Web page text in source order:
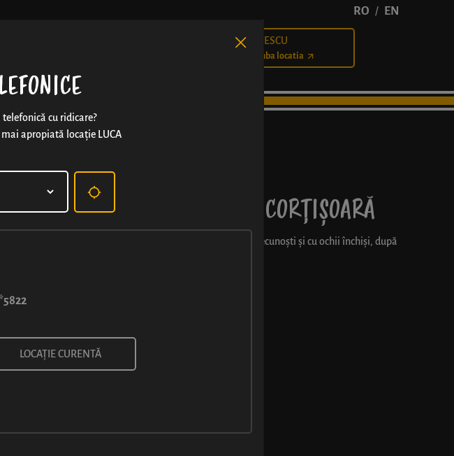
BĂLCESCU
Schimba locatia
RO / EN
UMPLUTURĂ DE MERE CU SCORȚIȘOARĂ
și umplutură cu peste 65% fruct – un dulce clasic pe care îl recunoști și cu ochii închiși, după
cu ridicare?
apropiată locație LUCA
LOCAȚIE CURENTĂ